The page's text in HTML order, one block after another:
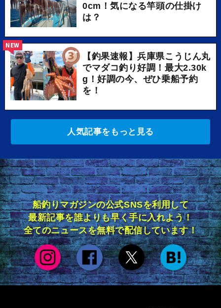
0cm！気になる竿頭の仕掛け
は？
【釣果速報】兵庫県こうじん丸
でマダコ釣り好調！最大2.30k
g！好調の今、ぜひ乗船予約
を！
NEW
人気記事をもっと見る
船釣りマガジンの公式SNSを利用して
最新記事を誰よりも早く手に入れよう！
全てのニュースを無料で配信しています！